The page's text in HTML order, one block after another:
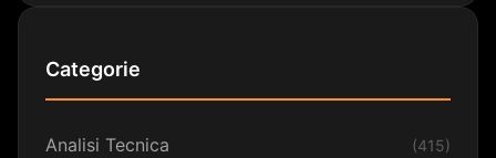
Categorie
Analisi Tecnica (415)